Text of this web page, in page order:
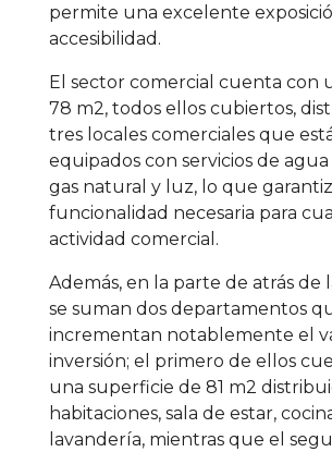
permite una excelente
accesibilidad.
El sector comercial cuenta con
78 m2, todos ellos cubiertos,
tres locales comerciales que
equipados con servicios de
gas natural y luz, lo que
funcionalidad necesaria para
actividad comercial.
Además, en la parte de atrás de
se suman dos departamentos
incrementan notablemente el
inversión; el primero de ellos
una superficie de 81 m2
habitaciones, sala de estar,
lavandería, mientras que el